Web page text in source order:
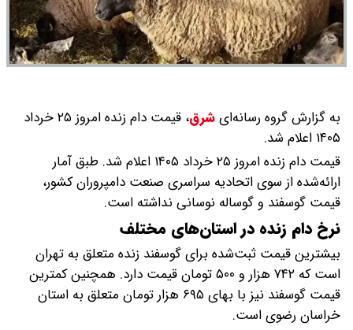
به گزارش گروه رسانه‌ایشرق،
قیمت دام زنده امروز ۲۵ خرداد
۱۴۰۵ اعلام شد.
قیمت دام زنده امروز ۲۵ خرداد ۱۴۰۵ اعلام شد. طبق آمار
ارائه‌شده از سوی اتحادیه سراسری صنعت دامپروران کشور،
قیمت گوسفند و گوساله نوسانی نداشته است.
نرخ دام زنده در استان‌های مختلف
بیشترین قیمت ثبت‌شده برای گوسفند زنده متعلق به تهران
است که ۷۴۲ هزار و ۵۰۰ تومان قیمت دارد. همچنین کمترین
قیمت گوسفند نیز با بهای ۶۹۵ هزار تومان متعلق به استان
خراسان رضوی است.